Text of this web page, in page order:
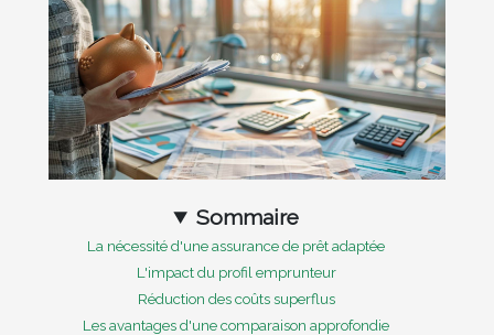
Sommaire
La nécessité d'une assurance de prêt adaptée
L'impact du profil emprunteur
Réduction des coûts superflus
Les avantages d'une comparaison approfondie